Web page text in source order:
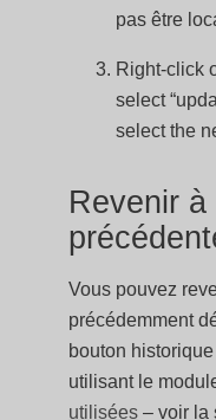
pas être
Right-click
select
select the
Revenir
Vous pouvez
précédemment
bouton
utilisant le
utilisées – voir la